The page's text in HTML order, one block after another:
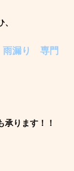
漏り 専門
ります！！